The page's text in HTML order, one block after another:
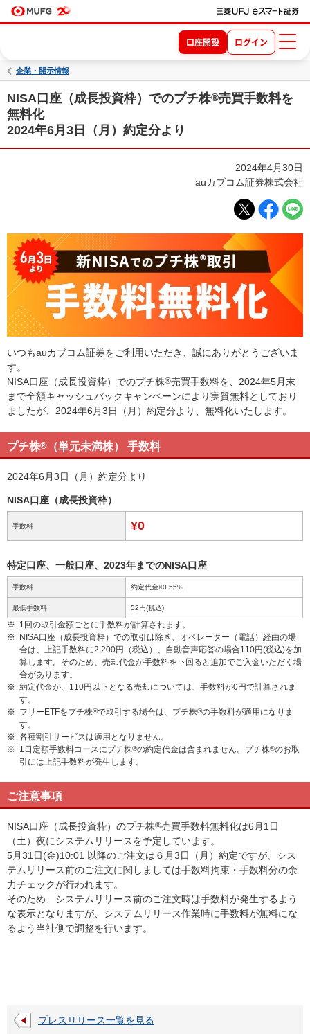
口座開設 ログイン
企業・開示情報
NISA口座（成長投資枠）でのプチ株®売買手数料を
無料化
2024年6月3日（月）約定分より
2024年4月30日
auカブコム証券株式会社
いつもauカブコム証券をご利用いただき、誠にありがとうございま
す。
NISA口座（成長投資枠）でのプチ株®売買手数料を、2024年5月末
まで全額キャッシュバックキャンペーンにより実質無料としており
ましたが、2024年6月3日（月）約定分より、無料化いたします。
プチ株® （単元未満株） 手数料
2024年6月3日（月）約定分より
NISA口座（成長投資枠）
手数料 ¥0
特定口座、一般口座、2023年までのNISA口座
手数料 約定代金×0.55%
最低手数料 52円(税込)
※ 1回の取引金額ごとに手数料が計算されます。
※ NISA口座（成長投資枠）での取引は除き、オペレーター（電話）経由の場
合は、上記手数料に2,200円（税込）、自動音声応答の場合110円(税込)を加
算します。そのため、売却代金が手数料を下回ると追加でご入金いただく場
合があります。
※ 約定代金が、110円以下となる売却については、手数料が0円で計算されま
す。
※ フリーETFをプチ株®で取引する場合は、プチ株®の手数料が適用になりま
す。
※ 各種割引サービスは適用となりません。
※ 1日定額手数料コースにプチ株®の約定代金は含まれません。プチ株®のお取
引には上記手数料が発生します。
ご注意事項
NISA口座（成長投資枠）のプチ株®売買手数料無料化は6月1日
（土）夜にシステムリリースを予定しています。
5月31日(金)10:01 以降のご注文は６月3日（月）約定ですが、シス
テムリリース前のご注文に関しましては手数料拘束・手数料分の余
力チェックが行われます。
そのため、システムリリース前のご注文時は手数料が発生するよう
な表示となりますが、システムリリース作業時に手数料が無料にな
るよう当社側で調整を行います。
プレスリリース一覧を見る